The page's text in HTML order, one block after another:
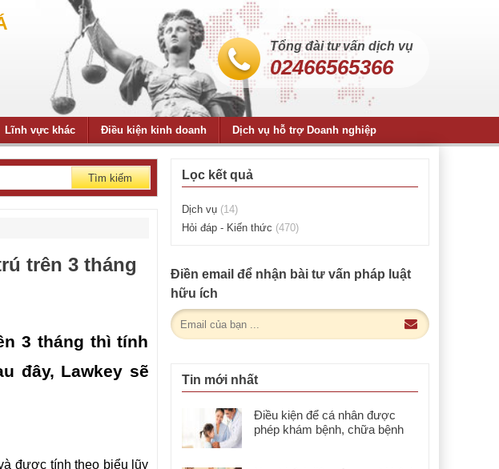
Tổng đài tư vấn dịch vụ
02466565366
Lĩnh vực khác Điều kiện kinh doanh Dịch vụ hỗ trợ Doanh nghiệp
Tìm kiếm
trên 3 tháng
3 tháng thì tính
đây, Lawkey sẽ
được tính theo biểu lũy
Lọc kết quả
Dịch vụ (14)
Hỏi đáp - Kiến thức (470)
Điền email để nhận bài tư vấn pháp luật
hữu ích
Tin mới nhất
Điều kiện để cá nhân được
phép khám bệnh, chữa bệnh